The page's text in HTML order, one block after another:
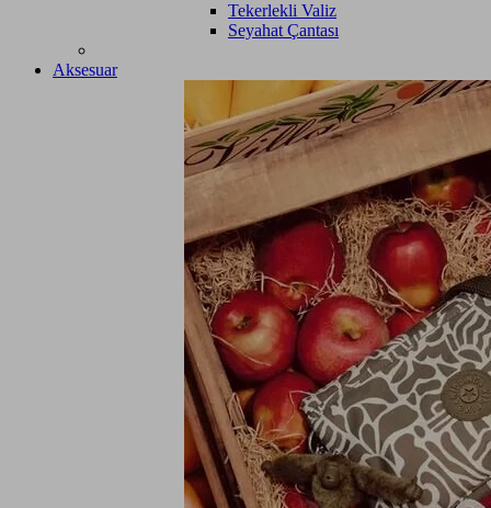
Tekerlekli Valiz
Seyahat Çantası
Aksesuar